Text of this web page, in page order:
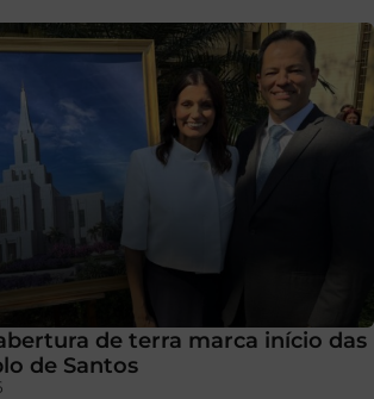
de terra marca início das
de Santos